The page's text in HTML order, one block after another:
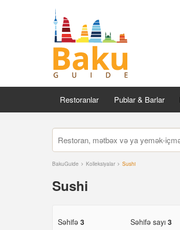
Restoranlar Publar & Barlar
BakuGuide Kolleksiyalar Sushi
Sushi
Səhifə 3 Səhifə sayı3